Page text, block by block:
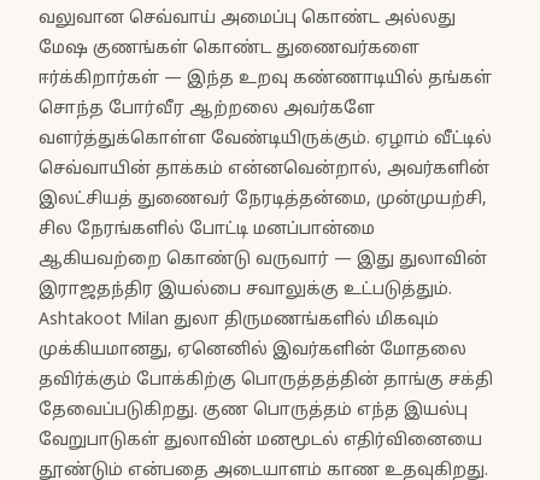
வலுவான செவ்வாய் அமைப்பு கொண்ட அல்லது
மேஷ குணங்கள் கொண்ட துணைவர்களை
ஈர்க்கிறார்கள் — இந்த உறவு கண்ணாடியில் தங்கள்
சொந்த போர்வீர ஆற்றலை அவர்களே
வளர்த்துக்கொள்ள வேண்டியிருக்கும். ஏழாம் வீட்டில்
செவ்வாயின் தாக்கம் என்னவென்றால், அவர்களின்
இலட்சியத் துணைவர் நேரடித்தன்மை, முன்முயற்சி,
சில நேரங்களில் போட்டி மனப்பான்மை
ஆகியவற்றை கொண்டு வருவார் — இது துலாவின்
இராஜதந்திர இயல்பை சவாலுக்கு உட்படுத்தும்.
Ashtakoot Milan துலா திருமணங்களில் மிகவும்
முக்கியமானது, ஏனெனில் இவர்களின் மோதலை
தவிர்க்கும் போக்கிற்கு பொருத்தத்தின் தாங்கு சக்தி
தேவைப்படுகிறது. குண பொருத்தம் எந்த இயல்பு
வேறுபாடுகள் துலாவின் மனமூடல் எதிர்வினையை
தூண்டும் என்பதை அடையாளம் காண உதவுகிறது.